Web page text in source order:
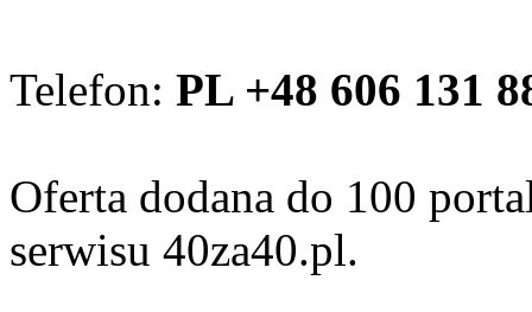
Telefon: PL +48 606 131
Oferta dodana do 100
serwisu 40za40.pl.